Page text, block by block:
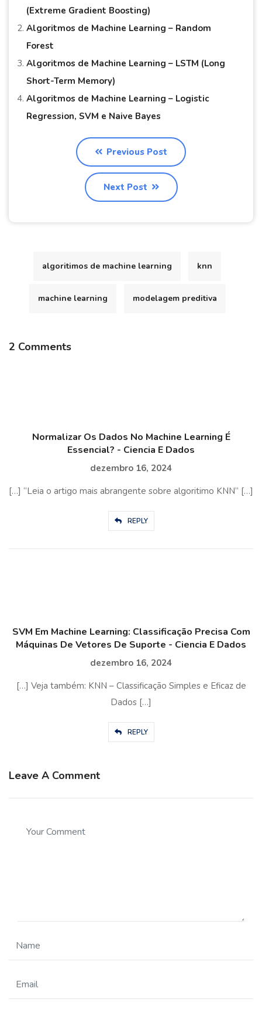
(Extreme Gradient Boosting)
Algoritmos de Machine Learning – Random
Forest
Algoritmos de Machine Learning – LSTM (Long
Short-Term Memory)
Algoritmos de Machine Learning – Logistic
Regression, SVM e Naive Bayes
Previous Post
Next Post
algoritimos de machine learning knn
machine learning modelagem preditiva
2 Comments
Normalizar Os Dados No Machine Learning É
Essencial? - Ciencia E Dados
dezembro 16, 2024
[…] “Leia o artigo mais abrangente sobre algoritimo KNN” […]
REPLY
SVM Em Machine Learning: Classificação Precisa Com
Máquinas De Vetores De Suporte - Ciencia E Dados
dezembro 16, 2024
[…] Veja também: KNN – Classificação Simples e Eficaz de
Dados […]
REPLY
Leave A Comment